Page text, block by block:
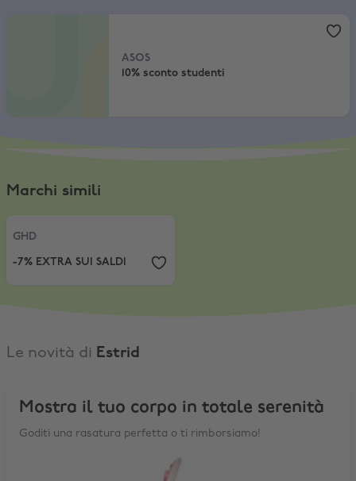
ASOS
10% sconto studenti
Marchi simili
GHD
GHD
-7% EXTRA SUI SALDI
Le novità di Estrid
Mostra il tuo corpo in totale serenità
Goditi una rasatura perfetta o ti rimborsiamo!